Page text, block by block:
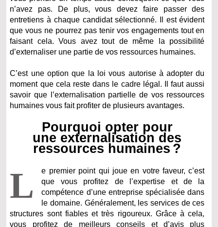
n’avez pas. De plus, vous devez faire passer des
entretiens à chaque candidat sélectionné. Il est évident
que vous ne pourrez pas tenir vos engagements tout en
faisant cela. Vous avez tout de même la possibilité
d’externaliser une partie de vos ressources humaines.
C’est une option que la loi vous autorise à adopter du
moment que cela reste dans le cadre légal. Il faut aussi
savoir que l’externalisation partielle de vos ressources
humaines vous fait profiter de plusieurs avantages.
Pourquoi opter pour
une externalisation des
ressources humaines ?
L
e premier point qui joue en votre faveur, c’est
que vous profitez de l’expertise et de la
compétence d’une entreprise spécialisée dans
le domaine. Généralement, les services de ces
structures sont fiables et très rigoureux. Grâce à cela,
vous profitez de meilleurs conseils et d’avis plus